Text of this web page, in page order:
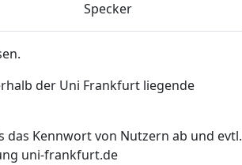
Specker
der Uni Frankfurt liegende
das Kennwort von Nutzern ab und evtl.
uni-frankfurt.de